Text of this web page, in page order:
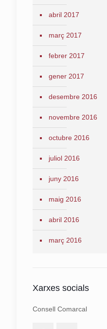
abril 2017
març 2017
febrer 2017
gener 2017
desembre 2016
novembre 2016
octubre 2016
juliol 2016
juny 2016
maig 2016
abril 2016
març 2016
Xarxes socials
Consell Comarcal